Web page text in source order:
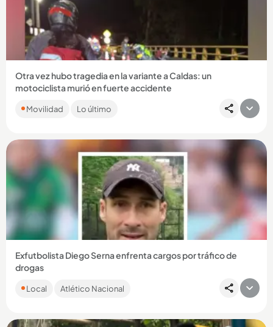
Otra vez hubo tragedia en la variante a Caldas: un
motociclista murió en fuerte accidente
colisionado con otro vehículo en jurisdicción de La Estrella. ...
Movilidad Lo último
Compartir Noticia
Exfutbolista Diego Serna enfrenta cargos por tráfico de
drogas
Estados Unidos, intentando ingresar pastillas de
Local Atlético Nacional